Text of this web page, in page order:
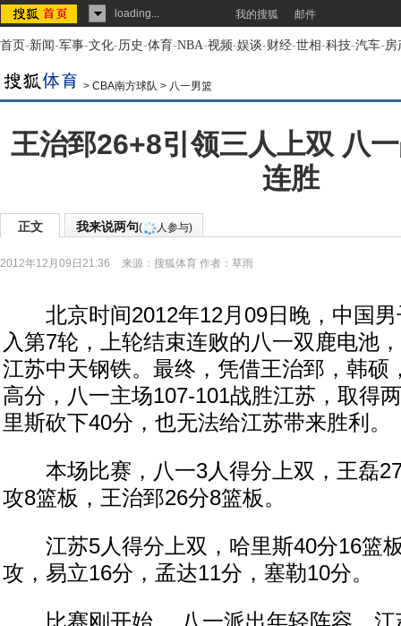
loading... 我的搜狐 邮件
首页-新闻-军事-文化-历史-体育-NBA-视频-娱谈-财经-世相-科技-汽车-房
> CBA南方球队 > 八一男篮
王治郅26+8引领三人上双 八
连胜
正文 我来说两句( 人参与)
2012年12月09日21:36 来源： 搜狐体育 作者：草雨
北京时间2012年12月09日晚，中国男
入第7轮，上轮结束连败的八一双鹿电池
江苏中天钢铁。最终，凭借王治郅，韩硕
高分，八一主场107-101战胜江苏，取得
里斯砍下40分，也无法给江苏带来胜利。
本场比赛，八一3人得分上双，王磊27
攻8篮板，王治郅26分8篮板。
江苏5人得分上双，哈里斯40分16篮
攻，易立16分，孟达11分，塞勒10分。